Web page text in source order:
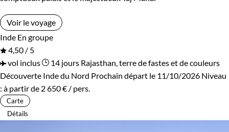
Voir le voyage
Inde En groupe
4,50 / 5
vol inclus
14 jours Rajasthan, terre de fastes et de couleurs
Découverte Inde du Nord Prochain départ le 11/10/2026 Niveau
: à partir de 2 650 € / pers.
Carte
Détails